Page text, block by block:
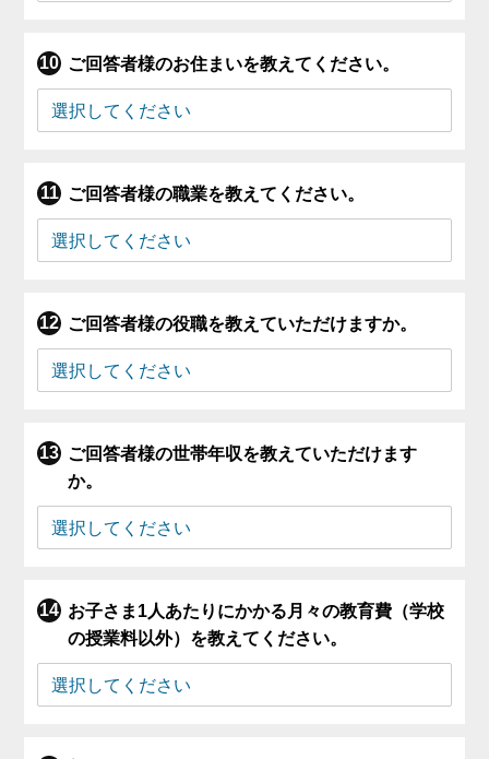
ご回答者様のお住まいを教えてください。
ご回答者様の職業を教えてください。
ご回答者様の役職を教えていただけますか。
ご回答者様の世帯年収を教えていただけます
か。
お子さま1人あたりにかかる月々の教育費（学校
の授業料以外）を教えてください。